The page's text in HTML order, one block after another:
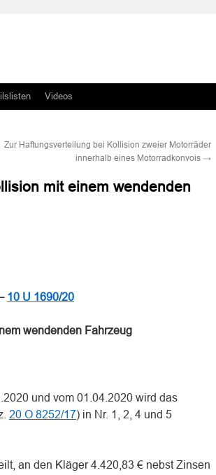
Videos
Zur Haftungsverteilung bei Kollision zweier Motorräder
innerhalb eines Motorradkonvois →
mit einem wendenden
10 U 1690/20
wendenden Fahrzeug
und vom 01.04.2020 wird das
20 O 8252/17) in Nr. 1, 2, 4 und 5
an den Kläger 4.420,83 € nebst Zinsen